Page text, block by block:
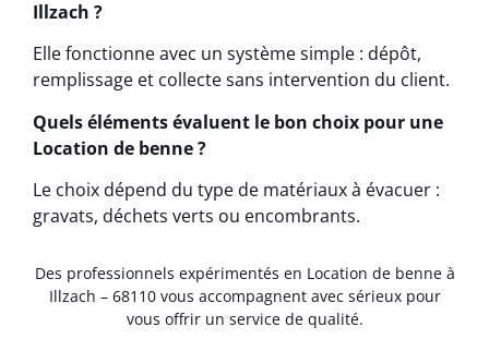
Illzach ?
Elle fonctionne avec un système simple : dépôt,
remplissage et collecte sans intervention du client.
Quels éléments évaluent le bon choix pour une
Location de benne ?
Le choix dépend du type de matériaux à évacuer :
gravats, déchets verts ou encombrants.
Des professionnels expérimentés en Location de benne à
Illzach – 68110 vous accompagnent avec sérieux pour
vous offrir un service de qualité.